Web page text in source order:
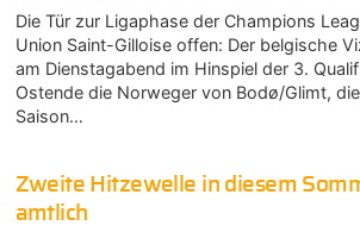
Die Tür zur Ligaphase der Champions
Union Saint-Gilloise offen: Der belgische
am Dienstagabend im Hinspiel der 3.
Ostende die Norweger von Bodø/Glimt,
Saison…
Zweite Hitzewelle in diesem
amtlich